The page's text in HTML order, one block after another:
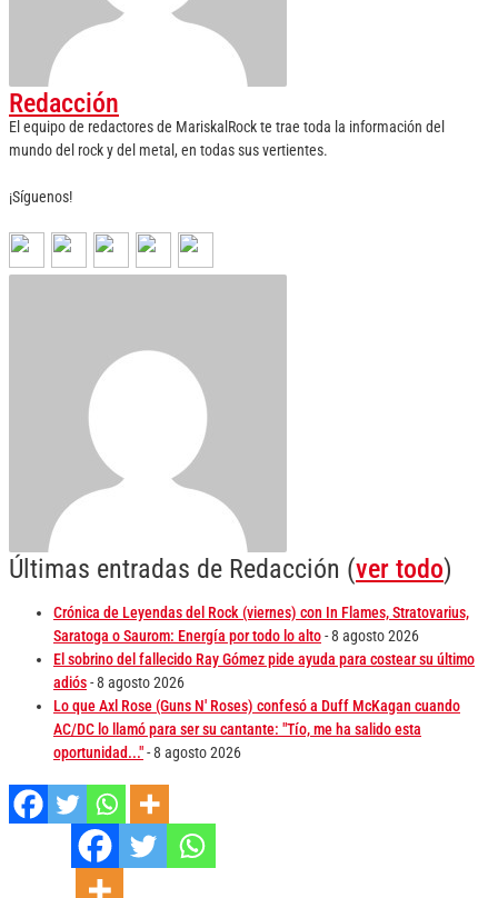
Redacción
El equipo de redactores de MariskalRock te trae toda la información del
mundo del rock y del metal, en todas sus vertientes.
¡Síguenos!
Últimas entradas de Redacción (ver todo)
Crónica de Leyendas del Rock (viernes) con In Flames, Stratovarius,
Saratoga o Saurom: Energía por todo lo alto- 8 agosto 2026
El sobrino del fallecido Ray Gómez pide ayuda para costear su último
adiós- 8 agosto 2026
Lo que Axl Rose (Guns N' Roses) confesó a Duff McKagan cuando
AC/DC lo llamó para ser su cantante: "Tío, me ha salido esta
oportunidad..."- 8 agosto 2026